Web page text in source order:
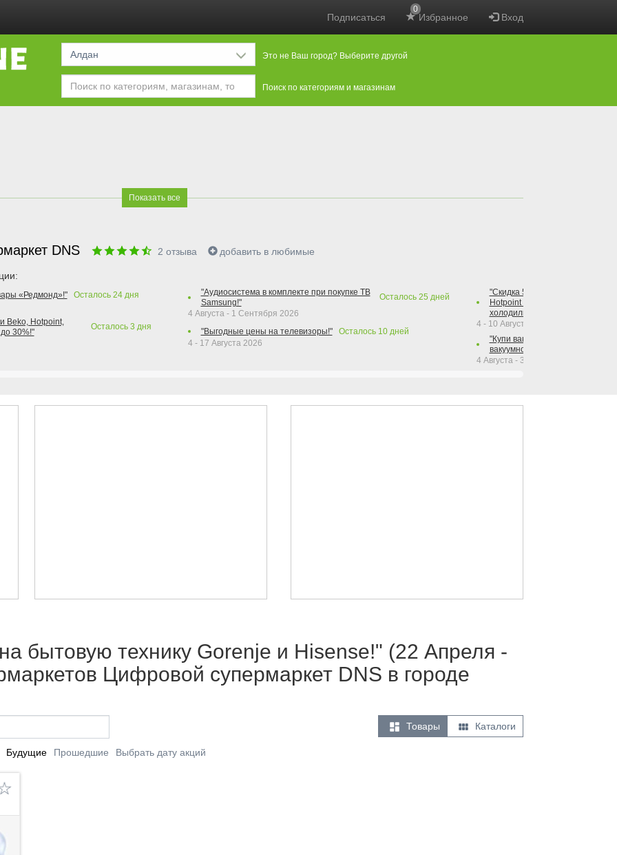
Подписаться Избранное
0
Вход
Алдан Это не Ваш город? Выберите другой
Поиск по категориям и магазинам
Показать все
DNS 2 отзыва добавить в любимые
«Редмонд»!" Осталось 24дня
Beko, Hotpoint,
30%!"
Осталось 3 дня
"Аудиосистема в комплекте при покупке ТВ
Samsung!"
Осталось 25 дней
4 Августа - 1 Сентября 2026
"Выгодные цены на телевизоры!"
Осталось 10дней
4 - 17 Августа 2026
"Скидка 50% на варочную
Hotpoint при покупке духового
холодильника Hotpoint!"
4 - 10 Августа 2026
"Купи вакуумный упаковщик +
вакуумного упаковщика =
4 Августа - 30 Сентября 2026
бытовую технику Gorenje и Hisense!" (22 Апреля -
Цифровой супермаркет DNS в городе
 Товары  Каталоги
Будущие Прошедшие Выбрать дату акций